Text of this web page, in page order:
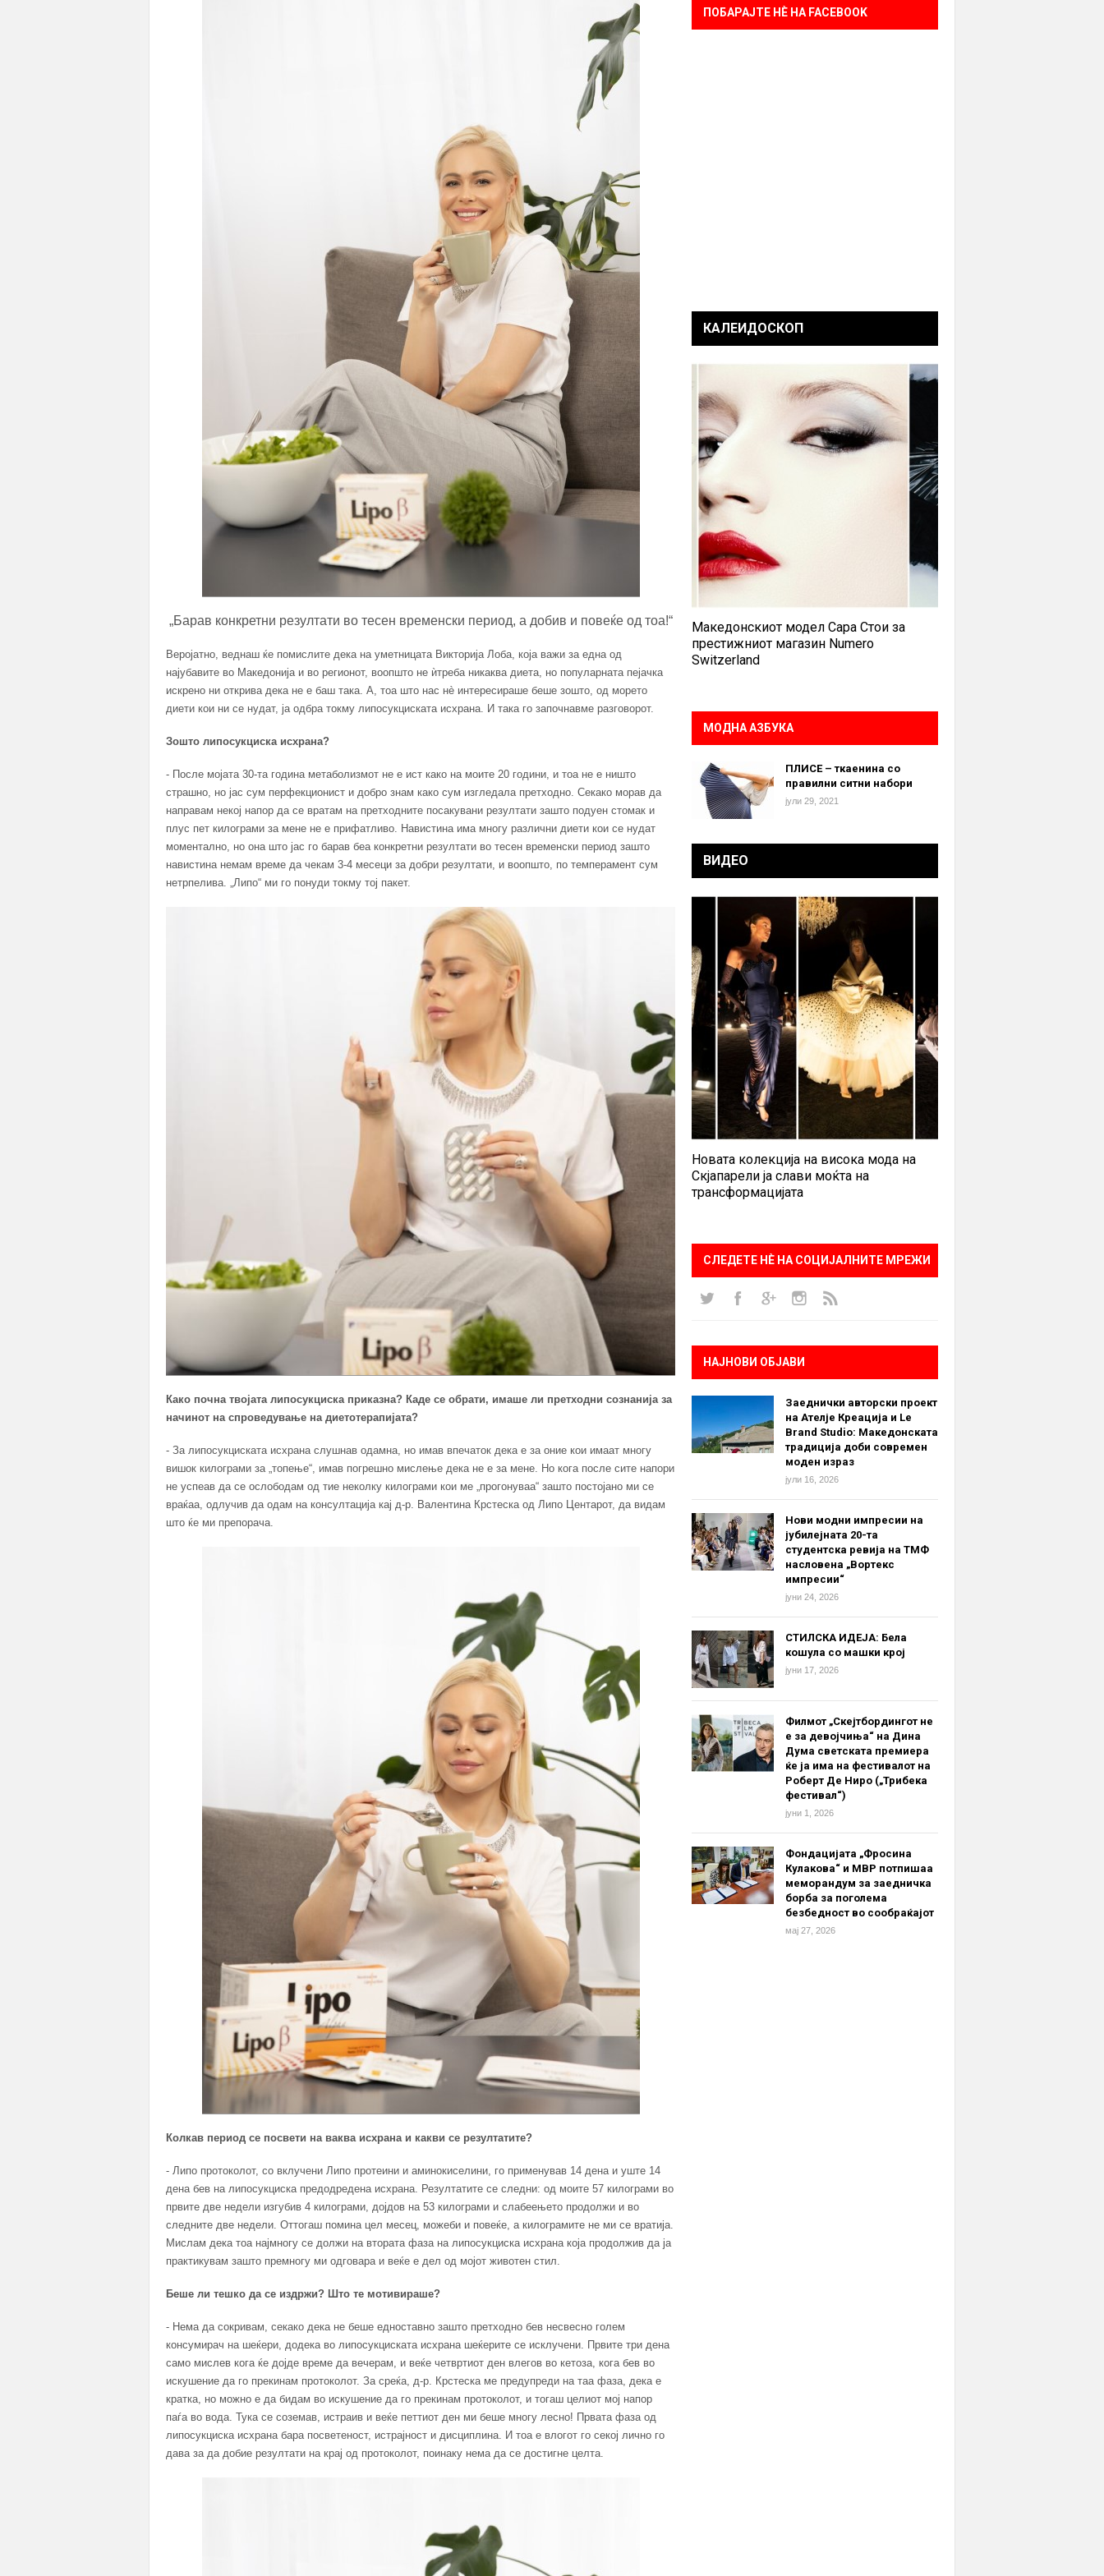
„Барав конкретни резултати во тесен временски период, а добив и повеќе од тоа!“
Веројатно, веднаш ќе помислите дека на уметницата Викторија Лоба, која важи за една од
најубавите во Македонија и во регионот, воопшто не ѝтреба никаква диета, но популарната пејачка
искрено ни открива дека не е баш така. А, тоа што нас нè интересираше беше зошто, од морето
диети кои ни се нудат, ја одбра токму липосукциската исхрана. И така го започнавме разговорот.
Зошто липосукциска исхрана?
- После мојата 30-та година метаболизмот не е ист како на моите 20 години, и тоа не е ништо
страшно, но јас сум перфекционист и добро знам како сум изгледала претходно. Секако морав да
направам некој напор да се вратам на претходните посакувани резултати зашто подуен стомак и
плус пет килограми за мене не е прифатливо. Навистина има многу различни диети кои се нудат
моментално, но она што јас го барав беа конкретни резултати во тесен временски период зашто
навистина немам време да чекам 3-4 месеци за добри резултати, и воопшто, по темперамент сум
нетрпелива. „Липо“ ми го понуди токму тој пакет.
Како почна твојата липосукциска приказна? Каде се обрати, имаше ли претходни сознанија за
начинот на спроведување на диетотерапијата?
- За липосукциската исхрана слушнав одамна, но имав впечаток дека е за оние кои имаат многу
вишок килограми за „топење“, имав погрешно мислење дека не е за мене. Но кога после сите напори
не успеав да се ослободам од тие неколку килограми кои ме „прогонуваа“ зашто постојано ми се
враќаа, одлучив да одам на консултација кај д-р. Валентина Крстеска од Липо Центарот, да видам
што ќе ми препорача.
Колкав период се посвети на ваква исхрана и какви се резултатите?
- Липо протоколот, со вклучени Липо протеини и аминокиселини, го применував 14 дена и уште 14
дена бев на липосукциска предодредена исхрана. Резултатите се следни: од моите 57 килограми во
првите две недели изгубив 4 килограми, дојдов на 53 килограми и слабеењето продолжи и во
следните две недели. Оттогаш помина цел месец, можеби и повеќе, а килограмите не ми се вратија.
Мислам дека тоа најмногу се должи на втората фаза на липосукциска исхрана која продолжив да ја
практикувам зашто премногу ми одговара и веќе е дел од мојот животен стил.
Беше ли тешко да се издржи? Што те мотивираше?
- Нема да сокривам, секако дека не беше едноставно зашто претходно бев несвесно голем
консумирач на шеќери, додека во липосукциската исхрана шеќерите се исклучени. Првите три дена
само мислев кога ќе дојде време да вечерам, и веќе четвртиот ден влегов во кетоза, кога бев во
искушение да го прекинам протоколот. За среќа, д-р. Крстеска ме предупреди на таа фаза, дека е
кратка, но можно е да бидам во искушение да го прекинам протоколот, и тогаш целиот мој напор
паѓа во вода. Тука се соземав, истраив и веќе петтиот ден ми беше многу лесно! Првата фаза од
липосукциска исхрана бара посветеност, истрајност и дисциплина. И тоа е влогот го секој лично го
дава за да добие резултати на крај од протоколот, поинаку нема да се достигне целта.
ПОБАРАЈТЕ НÈ НА FACEBOOK
КАЛЕИДОСКОП
Македонскиот модел Сара Стои за
престижниот магазин Numero
Switzerland
МОДНА АЗБУКА
ПЛИСЕ – ткаенина со
правилни ситни набори
јули 29, 2021
ВИДЕО
Новата колекција на висока мода на
Скјапарели ја слави моќта на
трансформацијата
СЛЕДЕТЕ НÈ НА СОЦИЈАЛНИТЕ МРЕЖИ
НАЈНОВИ ОБЈАВИ
Заеднички авторски проект
на Ателје Креација и Le
Brand Studio: Македонската
традиција доби современ
моден израз
јули 16, 2026
Нови модни импресии на
јубилејната 20-та
студентска ревија на ТМФ
насловена „Вортекс
импресии“
јуни 24, 2026
СТИЛСКА ИДЕЈА: Бела
кошула со машки крој
јуни 17, 2026
Филмот „Скејтбордингот не
е за девојчиња“ на Дина
Дума светската премиера
ќе ја има на фестивалот на
Роберт Де Ниро („Трибека
фестивал“)
јуни 1, 2026
Фондацијата „Фросина
Кулакова“ и МВР потпишаа
меморандум за заедничка
борба за поголема
безбедност во сообраќајот
мај 27, 2026